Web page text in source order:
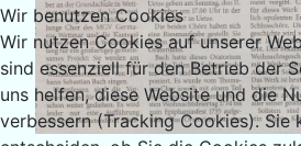
Wir benutzen Cookies
Wir nutzen Cookies auf unserer
sind essenziell für den Betrieb der
uns helfen, diese Website und die
verbessern (Tracking Cookies). Sie